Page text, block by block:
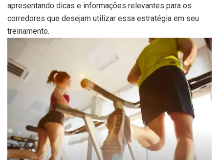
apresentando dicas e informações relevantes para os
corredores que desejam utilizar essa estratégia em seu
treinamento.